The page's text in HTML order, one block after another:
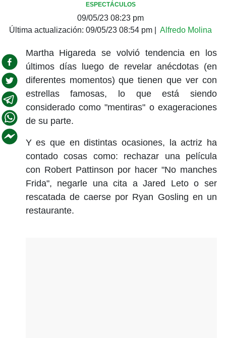
ESPECTÁCULOS
09/05/23 08:23 pm
Última actualización: 09/05/23 08:54 pm Alfredo Molina
Martha Higareda se volvió tendencia en los
últimos días luego de revelar anécdotas (en
diferentes momentos) que tienen que ver con
estrellas famosas, lo que está siendo
considerado como "mentiras" o exageraciones
de su parte.
Y es que en distintas ocasiones, la actriz ha
contado cosas como: rechazar una película
con Robert Pattinson por hacer "No manches
Frida", negarle una cita a Jared Leto o ser
rescatada de caerse por Ryan Gosling en un
restaurante.